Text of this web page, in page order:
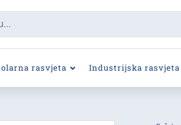
rasvjeta Industrijska rasvjeta